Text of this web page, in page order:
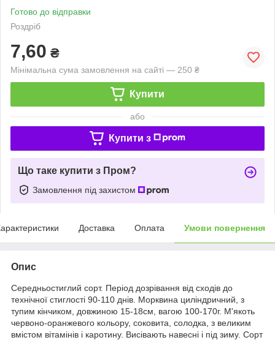
Готово до відправки
Роздріб
7,60 ₴
Мінімальна сума замовлення на сайті — 250 ₴
Купити
або
Купити з
Що таке купити з Пром?
Замовлення під захистом
Доставка Оплата Умови повернення
Опис
Середньостиглий сорт. Період дозрівання від сходів до
технічної стиглості 90-110 днів. Морквина циліндричний, з
тупим кінчиком, довжиною 15-18см, вагою 100-170г. М'якоть
червоно-оранжевого кольору, соковита, солодка, з великим
вмістом вітамінів і каротину. Висівають навесні і під зиму. Сорт